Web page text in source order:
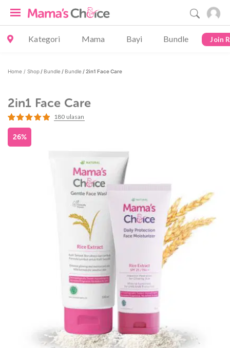
Kategori Mama Bayi Bundle Join
Home / Shop / Bundle / Bundle / 2in1 Face Care
2in1 Face Care
Peringkat
4.97dari 5
180
180 ulasan
26%